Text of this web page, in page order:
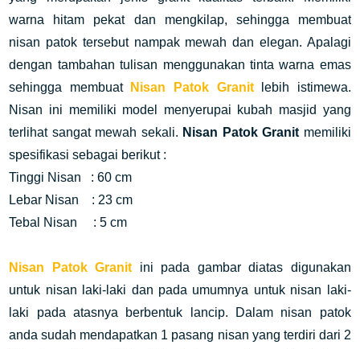
warna hitam pekat dan mengkilap, sehingga membuat
nisan patok tersebut nampak mewah dan elegan. Apalagi
dengan tambahan tulisan menggunakan tinta warna emas
sehingga membuat
Nisan Patok Granitlebih istimewa.
Nisan ini memiliki model menyerupai kubah masjid yang
terlihat sangat mewah sekali. Nisan Patok Granit memiliki
spesifikasi sebagai berikut :
Tinggi Nisan : 60 cm
Lebar Nisan : 23 cm
Tebal Nisan : 5 cm
Nisan Patok Granit
ini pada gambar diatas digunakan
untuk nisan laki-laki dan pada umumnya untuk nisan laki-
laki pada atasnya berbentuk lancip. Dalam nisan patok
anda sudah mendapatkan 1 pasang nisan yang terdiri dari 2